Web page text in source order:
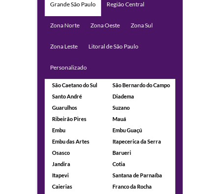
Grande São Paulo Região Central
Zona Norte Zona Oeste Zona Sul
Zona Leste Litoral de São Paulo
Personalizado
São Caetano do Sul
São Bernardo do Campo
Santo André
Diadema
Guarulhos
Suzano
Ribeirão Pires
Mauá
Embu
Embu Guaçú
Embu das Artes
Itapecerica da Serra
Osasco
Barueri
Jandira
Cotia
Itapevi
Santana de Parnaíba
Caierias
Franco da Rocha